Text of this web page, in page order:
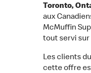
Toronto,
aux
McMuffin
tout servi sur
Les clients
cette offre